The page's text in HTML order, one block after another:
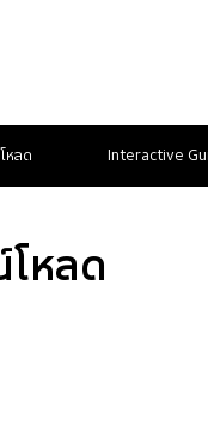
หลด Interactive
หลด